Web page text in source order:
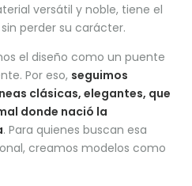
versátil y noble, tiene el
perder su carácter.
el diseño como un puente
Por eso, seguimos
clásicas, elegantes, que
donde nació la
. Para quienes buscan esa
creamos modelos como